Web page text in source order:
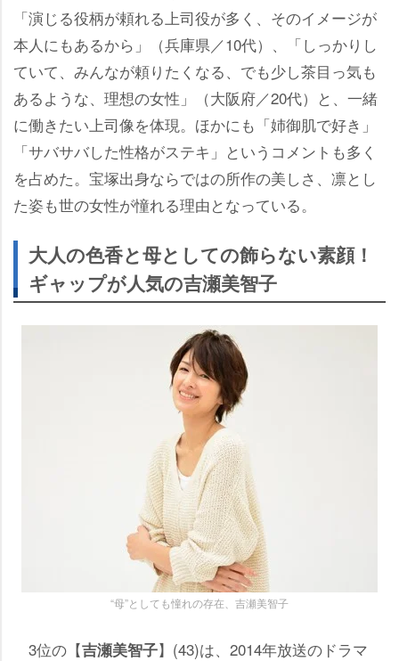
「演じる役柄が頼れる上司役が多く、そのイメージが
本人にもあるから」（兵庫県／10代）、「しっかりし
ていて、みんなが頼りたくなる、でも少し茶目っ気も
あるような、理想の女性」（大阪府／20代）と、一緒
に働きたい上司像を体現。ほかにも「姉御肌で好き」
「サバサバした性格がステキ」というコメントも多く
を占めた。宝塚出身ならではの所作の美しさ、凛とし
た姿も世の女性が憧れる理由となっている。
大人の色香と母としての飾らない素顔！
ギャップが人気の吉瀬美智子
“母”としても憧れの存在、吉瀬美智子
3位の【吉瀬美智子】(43)は、2014年放送のドラマ